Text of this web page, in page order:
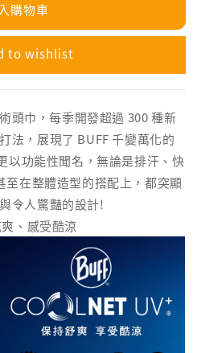
購物車
to wishlist
頭巾，每季開發超過 300 種新
法，展現了 BUFF 千變萬化的
以功能性聞名，無論是排汗、快
至在整體造型的搭配上，都突顯
令人驚豔的設計!
、感受酷涼